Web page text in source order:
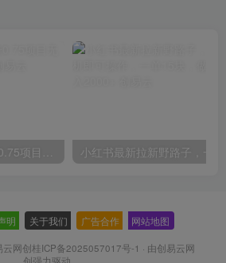
无限接码撸红包单号0.75项目无偿分享给你【揭秘】
明 关于我们 广告合作 网站地图
云网创桂ICP备2025057017号-1 · 由创易云网